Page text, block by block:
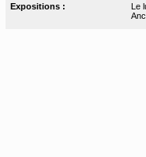
Expositions :
Le